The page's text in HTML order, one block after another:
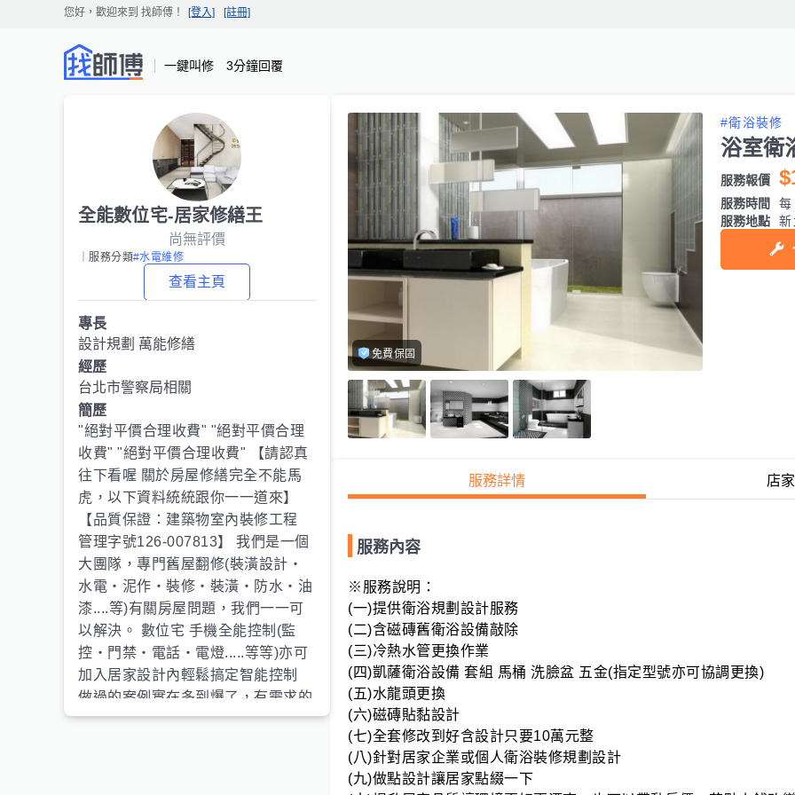
您好，歡迎來到 找師傅 ！ [登入] [註冊]
一鍵叫修 3分鐘回覆
全能數位宅-居家修繕王
尚無評價
｜服務分類#水電維修
查看主頁
專長
設計規劃 萬能修繕
經歷
台北市警察局相關
簡歷
"絕對平價合理收費" "絕對平價合理
收費" "絕對平價合理收費" 【請認真
往下看喔 關於房屋修繕完全不能馬
虎，以下資料統統跟你一一道來】
【品質保證：建築物室內裝修工程
管理字號126-007813】 我們是一個
大團隊，專門舊屋翻修(裝潢設計‧
水電‧泥作‧裝修‧裝潢‧防水‧油
漆....等)有關房屋問題，我們一一可
以解決。 數位宅 手機全能控制(監
控‧門禁‧電話‧電燈.....等等)亦可
加入居家設計內輕鬆搞定智能控制
做過的案例實在多到爆了，有需求的
可以來信提供 沒有認真‧沒有負責
免費保固
#衛浴裝修
浴室衛
服務報價
服務時間
服務地點
服務詳情 店
服務內容
※服務說明：
(一)提供衛浴規劃設計服務
(二)含磁磚舊衛浴設備敲除
(三)冷熱水管更換作業
(四)凱薩衛浴設備 套組 馬桶 洗臉盆 五金(指定型號亦可協調更換)
(五)水龍頭更換
(六)磁磚貼黏設計
(七)全套修改到好含設計只要10萬元整
(八)針對居家企業或個人衛浴裝修規劃設計
(九)做點設計讓居家點綴一下